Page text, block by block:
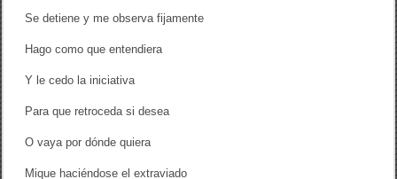
Se detiene y me observa fijamente
Hago como que entendiera
Y le cedo la iniciativa
Para que retroceda si desea
O vaya por dónde quiera
Mique haciéndose el extraviado